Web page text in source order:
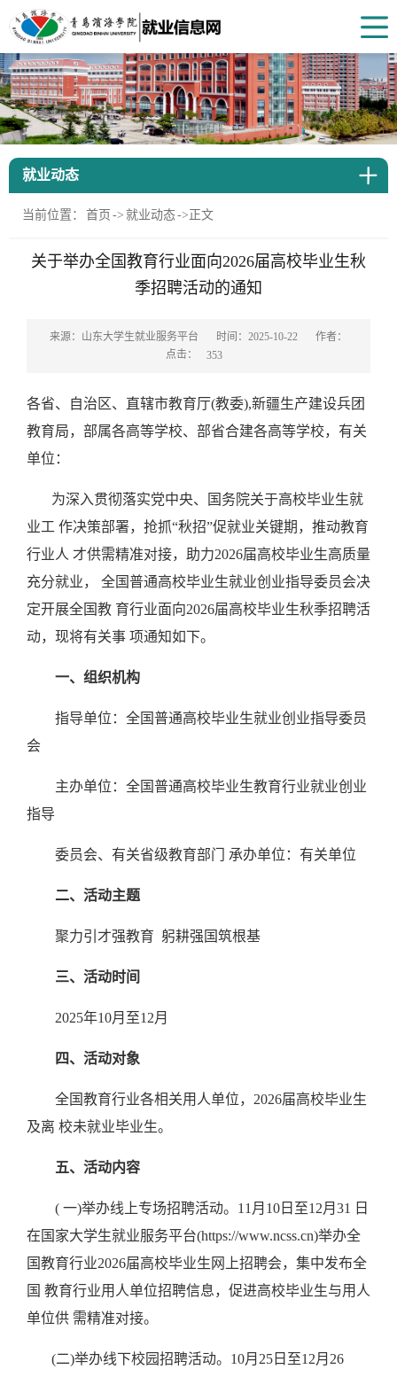
就业动态
当前位置： 首页 -> 就业动态->正文
关于举办全国教育行业面向2026届高校毕业生秋
季招聘活动的通知
来源：山东大学生就业服务平台 时间：2025-10-22
作者：
点击：
353
各省、自治区、直辖市教育厅(教委),新疆生产建设兵团
教育局，部属各高等学校、部省合建各高等学校，有关
单位：
为深入贯彻落实党中央、国务院关于高校毕业生就
业工 作决策部署，抢抓“秋招”促就业关键期，推动教育
行业人 才供需精准对接，助力2026届高校毕业生高质量
充分就业， 全国普通高校毕业生就业创业指导委员会决
定开展全国教 育行业面向2026届高校毕业生秋季招聘活
动，现将有关事 项通知如下。
一、组织机构
指导单位：全国普通高校毕业生就业创业指导委员
会
主办单位：全国普通高校毕业生教育行业就业创业
指导
委员会、有关省级教育部门 承办单位：有关单位
二、活动主题
聚力引才强教育 躬耕强国筑根基
三、活动时间
2025年10月至12月
四、活动对象
全国教育行业各相关用人单位， 2026届高校毕业生
及离 校未就业毕业生。
五、活动内容
( 一)举办线上专场招聘活动。11月10日至12月31 日
在国家大学生就业服务平台(https://www.ncss.cn)举办全
国教育行业2026届高校毕业生网上招聘会，集中发布全
国 教育行业用人单位招聘信息，促进高校毕业生与用人
单位供 需精准对接。
(二)举办线下校园招聘活动。10月25日至12月26